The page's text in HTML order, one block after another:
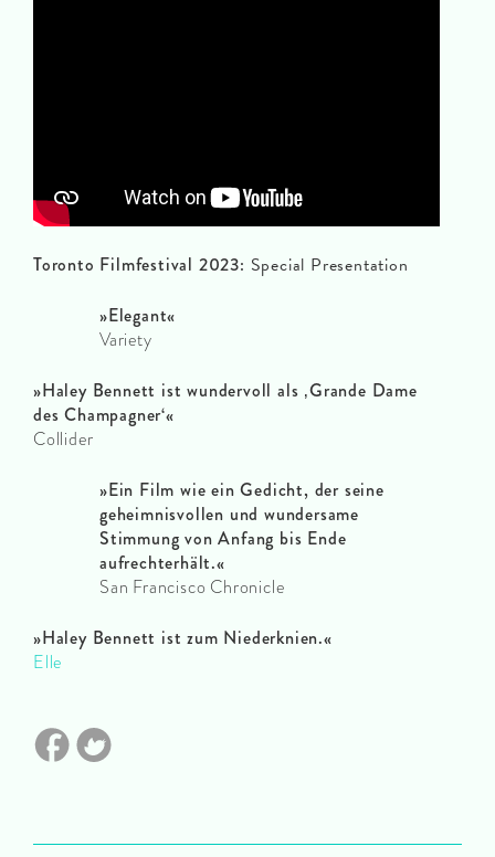
Toronto Filmfestival 2023: Special Presentation
»Elegant«
Variety
»Haley Bennett ist wundervoll als ‚Grande Dame
des Champagner‘«
Collider
»Ein Film wie ein Gedicht, der seine
geheimnisvollen und wundersame
Stimmung von Anfang bis Ende
aufrechterhält.«
San Francisco Chronicle
»Haley Bennett ist zum Niederknien.«
Elle